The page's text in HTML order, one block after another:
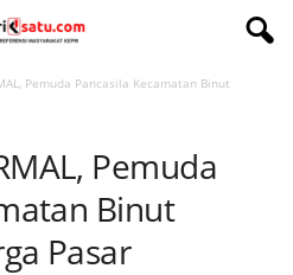
Pemuda Pancasila Kecamatan Binut
Pemuda
Binut
Pasar